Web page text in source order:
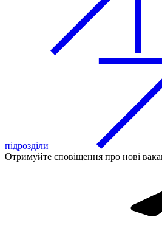
підрозділи
Отримуйте сповіщення про нові